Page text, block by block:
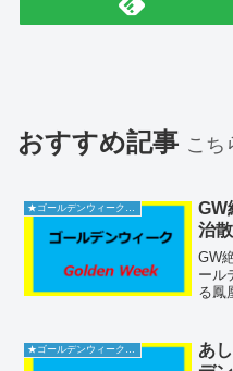
おすすめ記事 こち
★ゴールデンウィーク2026
GW
治
GW
ール
る鳳
す。
は、
あ